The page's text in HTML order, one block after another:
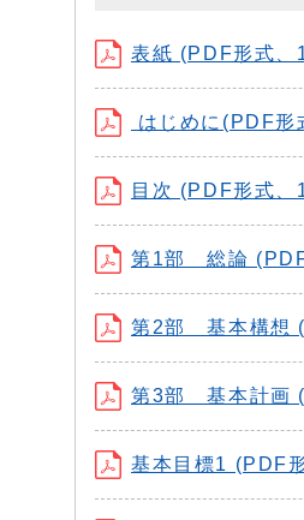
表紙 (PDF形式、
はじめに(PDF
目次 (PDF形式
第1部 総論
第2部 基本構想
第3部 基本計画
基本目標1 (PDF